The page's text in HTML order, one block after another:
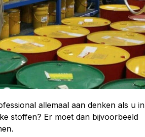
allemaal aan denken als u in
stoffen? Er moet dan bijvoorbeeld